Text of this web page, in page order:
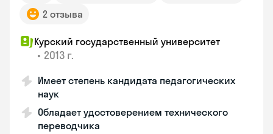
2 отзыва
Курский государственный университет
• 2013 г.
Имеет степень кандидата педагогических
наук
Обладает удостоверением технического
переводчика